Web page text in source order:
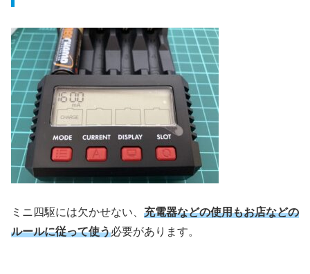
ミニ四駆には欠かせない、 充電器などの使用もお店などの
ルールに従って使う必要があります。